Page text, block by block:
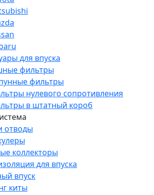
для впуска
фильтры
фильтры
нулевого сопротивления
в штатный короб
отводы
коллекторы
для впуска
впуск
киты